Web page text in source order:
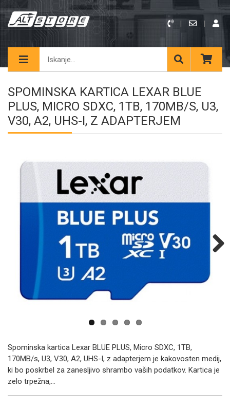
SPOMINSKA KARTICA LEXAR BLUE
PLUS, MICRO SDXC, 1TB, 170MB/S, U3,
V30, A2, UHS-I, Z ADAPTERJEM
Spominska kartica Lexar BLUE PLUS, Micro SDXC, 1TB,
170MB/s, U3, V30, A2, UHS-I, z adapterjem je kakovosten medij,
ki bo poskrbel za zanesljivo shrambo vaših podatkov. Kartica je
zelo trpežna,...